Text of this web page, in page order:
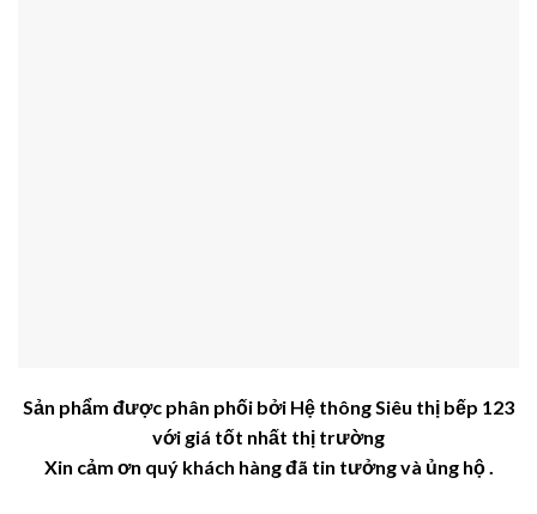
Sản phẩm được phân phối bởi Hệ thông Siêu thị bếp 123
với giá tốt nhất thị trường
Xin cảm ơn quý khách hàng đã tin tưởng và ủng hộ .